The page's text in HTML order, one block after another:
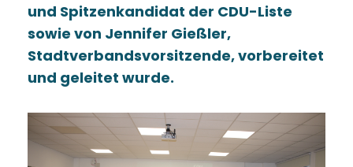
und Spitzenkandidat der CDU-Liste
sowie von Jennifer Gießler,
Stadtverbandsvorsitzende, vorbereitet
und geleitet wurde.